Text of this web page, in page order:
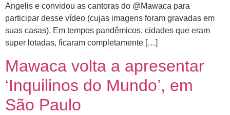
Angelis e convidou as cantoras do @Mawaca para
participar desse vídeo (cujas imagens foram gravadas em
suas casas). Em tempos pandêmicos, cidades que eram
super lotadas, ficaram completamente […]
Mawaca volta a apresentar
‘Inquilinos do Mundo’, em
São Paulo
Clique e junte-se a nós nesta página
comemorativa!